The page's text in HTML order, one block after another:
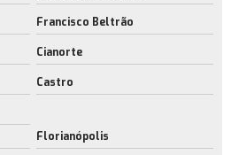
Francisco Beltrão
Cianorte
Castro
Florianópolis